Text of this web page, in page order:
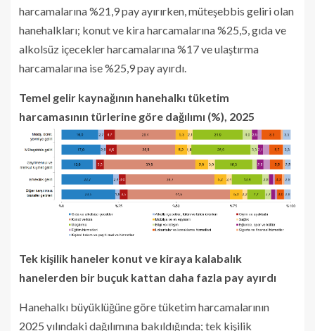
harcamalarına %21,9 pay ayırırken, müteşebbis geliri olan
hanehalkları; konut ve kira harcamalarına %25,5, gıda ve
alkolsüz içecekler harcamalarına %17 ve ulaştırma
harcamalarına ise %25,9 pay ayırdı.
Temel gelir kaynağının hanehalkı tüketim
harcamasının türlerine göre dağılımı (%), 2025
Tek kişilik haneler konut ve kiraya kalabalık
hanelerden bir buçuk kattan daha fazla pay ayırdı
Hanehalkı büyüklüğüne göre tüketim harcamalarının
2025 yılındaki dağılımına bakıldığında; tek kişilik